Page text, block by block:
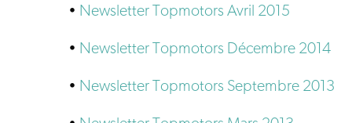
• Newsletter Topmotors Avril 2015
• Newsletter Topmotors Décembre 2014
• Newsletter Topmotors Septembre 2013